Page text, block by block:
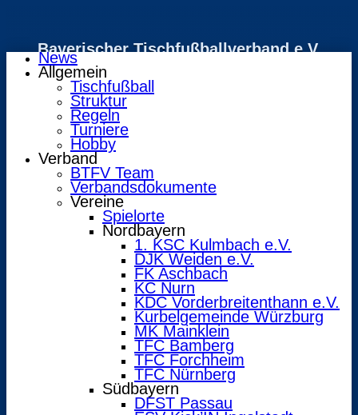
Bayerischer Tischfußballverband e.V.
News
Allgemein
Tischfußball
Struktur
Regeln
Turniere
Hobby
Verband
BTFV Team
Verbandsdokumente
Vereine
Spielorte
Nordbayern
1. KSC Kulmbach e.V.
DJK Weiden e.V.
FK Aschbach
KC Nurn
KDC Vorderbreitenthann e.V.
Kurbelgemeinde Würzburg
MK Mainklein
TFC Bamberg
TFC Forchheim
TFC Nürnberg
Südbayern
DFST Passau